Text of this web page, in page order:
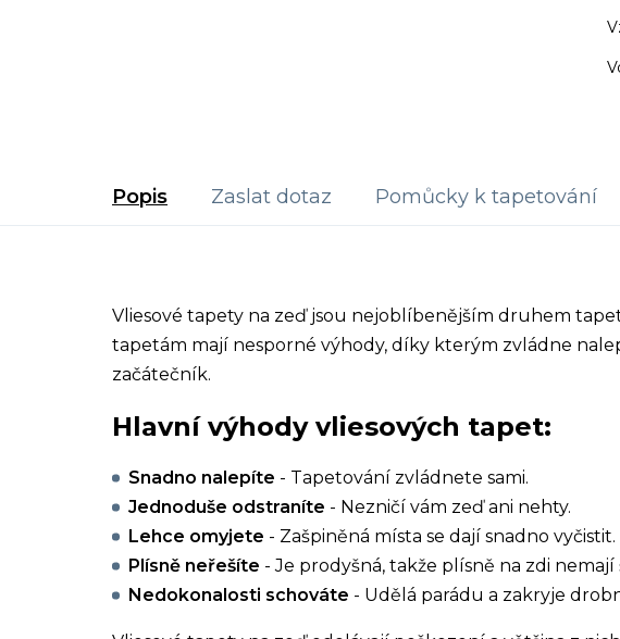
Popis Zaslat dotaz Pomůcky k tapetování
Vliesové tapety na zeď jsou nejoblíbenějším druhem
tapetám mají nesporné výhody, díky kterým zvládne
začátečník.
Hlavní výhody vliesových tapet:
Snadno nalepíte - Tapetování zvládnete sami.
Jednoduše odstraníte - Nezničí vám zeď ani nehty.
Lehce omyjete - Zašpiněná místa se dají snadno vyčistit.
Plísně neřešíte - Je prodyšná, takže plísně na zdi nemají
Nedokonalosti schováte - Udělá parádu a zakryje